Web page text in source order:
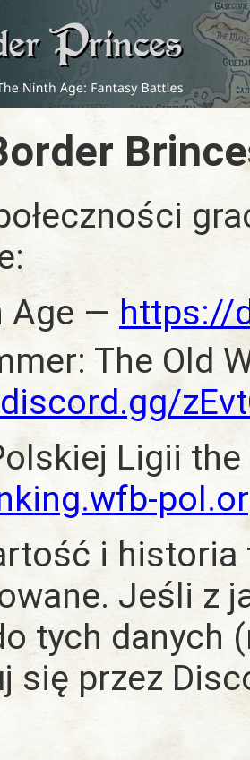
Age —https://
The Old
Ligii
i historia
Jeśli z
tych danych
się przez